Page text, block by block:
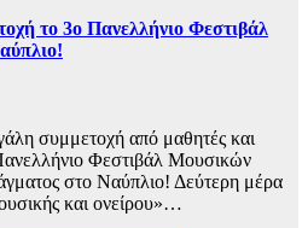
το 3ο Πανελλήνιο Φεστιβάλ
συμμετοχή από μαθητές και
Φεστιβάλ Μουσικών
στο Ναύπλιο! Δεύτερη μέρα
και ονείρου»…